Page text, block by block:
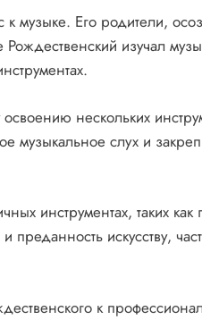
музыке. Его родители,
изучал
нескольких
музыкальное слух и
инструментах, таких как
искусству,
к